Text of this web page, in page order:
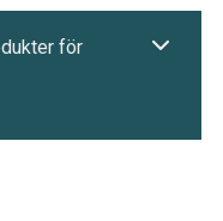
för